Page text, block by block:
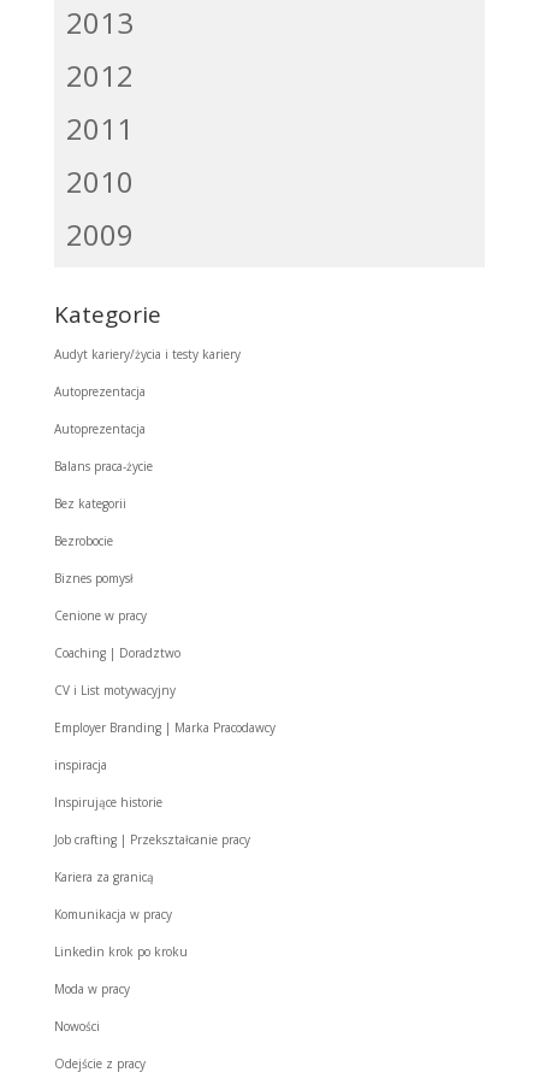
2013
2012
2011
2010
2009
Kategorie
Audyt kariery/życia i testy kariery
Autoprezentacja
Autoprezentacja
Balans praca-życie
Bez kategorii
Bezrobocie
Biznes pomysł
Cenione w pracy
Coaching | Doradztwo
CV i List motywacyjny
Employer Branding | Marka Pracodawcy
inspiracja
Inspirujące historie
Job crafting | Przekształcanie pracy
Kariera za granicą
Komunikacja w pracy
Linkedin krok po kroku
Moda w pracy
Nowości
Odejście z pracy